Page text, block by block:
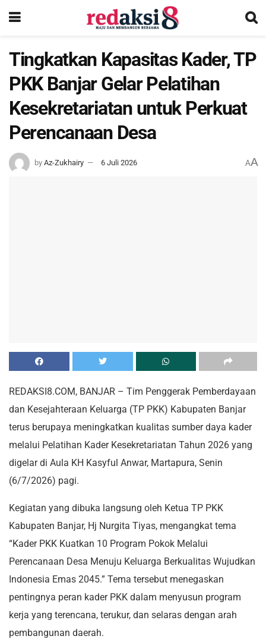
Tingkatkan Kapasitas Kader, TP
PKK Banjar Gelar Pelatihan
Kesekretariatan untuk Perkuat
Perencanaan Desa
by Az-Zukhairy 6 Juli 2026 AA
REDAKSI8.COM, BANJAR – Tim Penggerak Pemberdayaan
dan Kesejahteraan Keluarga (TP PKK) Kabupaten Banjar
terus berupaya meningkatkan kualitas sumber daya kader
melalui Pelatihan Kader Kesekretariatan Tahun 2026 yang
digelar di Aula KH Kasyful Anwar, Martapura, Senin
(6/7/2026) pagi.
Kegiatan yang dibuka langsung oleh Ketua TP PKK
Kabupaten Banjar, Hj Nurgita Tiyas, mengangkat tema
“Kader PKK Kuatkan 10 Program Pokok Melalui
Perencanaan Desa Menuju Keluarga Berkualitas Wujudkan
Indonesia Emas 2045.” Tema tersebut menegaskan
pentingnya peran kader PKK dalam menyusun program
kerja yang terencana, terukur, dan selaras dengan arah
pembangunan daerah.